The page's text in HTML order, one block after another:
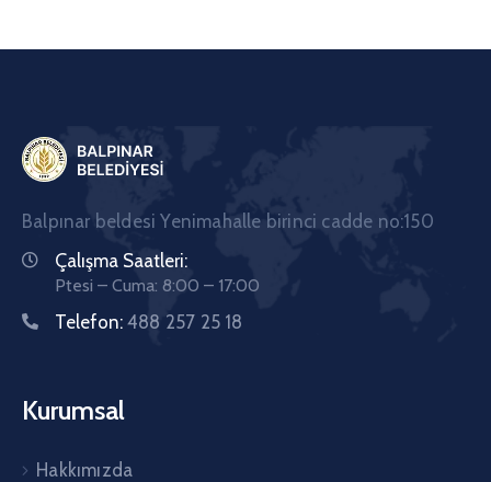
Balpınar beldesi Yenimahalle birinci cadde no:150
Çalışma Saatleri:
Ptesi – Cuma: 8:00 – 17:00
Telefon: 488 257 25 18
Kurumsal
Hakkımızda